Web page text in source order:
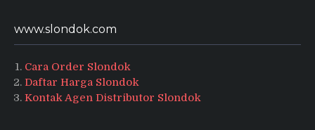
www.slondok.com
Cara Order Slondok
Daftar Harga Slondok
Kontak Agen Distributor Slondok